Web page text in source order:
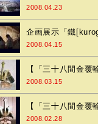
2008.04.23
企画展示「鐵
2008.04.15
【「三十八間金
2008.03.15
【「三十八間金
2008.02.28